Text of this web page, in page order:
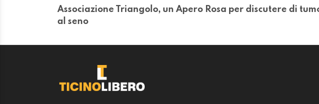
Associazione Triangolo, un Apero Rosa per discutere di
al seno